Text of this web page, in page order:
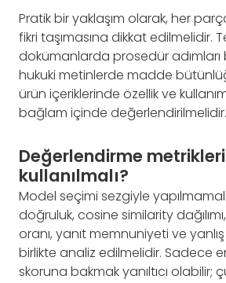
Pratik bir yaklaşım olarak, her
fikri taşımasına dikkat edilmelidir.
dokümanlarda prosedür adımları
hukuki metinlerde madde
ürün içeriklerinde özellik ve
bağlam içinde değerlendirilmelidir.
Değerlendirme metrikleri
kullanılmalı?
Model seçimi sezgiyle
doğruluk, cosine similarity dağılımı,
oranı, yanıt memnuniyeti ve
birlikte analiz edilmelidir. Sadece
skoruna bakmak yanıltıcı olabilir;